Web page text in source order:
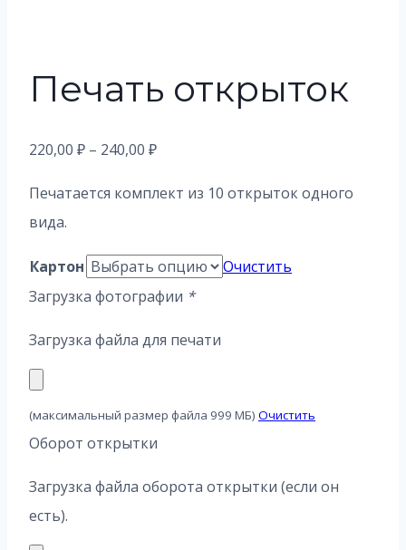
Печать открыток
220,00 ₽ – 240,00 ₽Диапазон
240,00 ₽
Печатается комплект из 10 открыток одного
вида.
Картон
Очистить
Загрузка фотографии *
Загрузка файла для печати
(максимальный размер файла 999 МБ) Очистить
Оборот открытки
Загрузка файла оборота открытки (если он
есть).